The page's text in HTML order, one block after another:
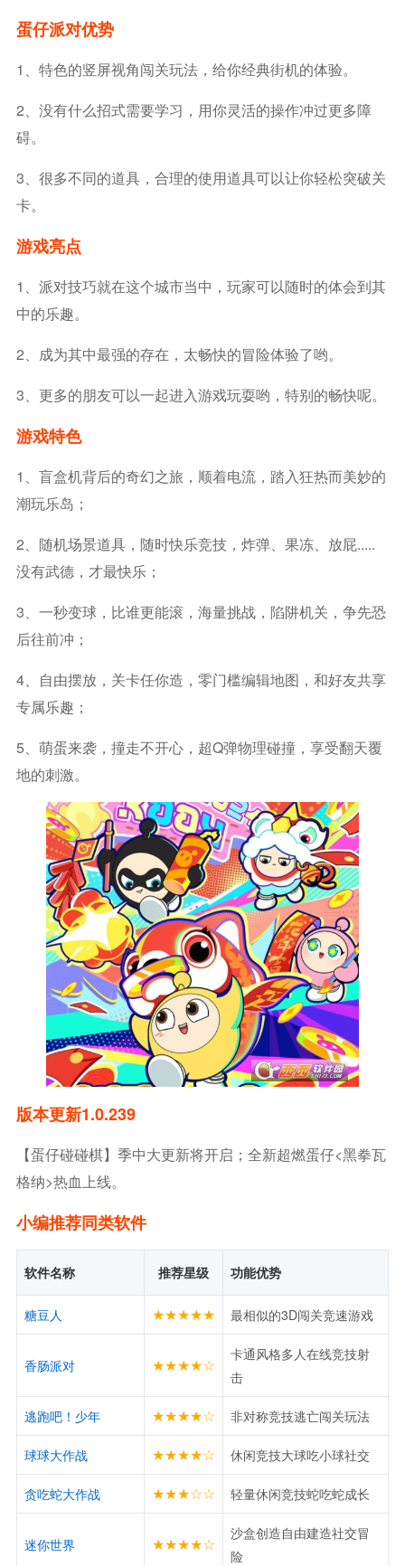
蛋仔派对优势
1、特色的竖屏视角闯关玩法，给你经典街机的体验。
2、没有什么招式需要学习，用你灵活的操作冲过更多障
碍。
3、很多不同的道具，合理的使用道具可以让你轻松突破关
卡。
游戏亮点
1、派对技巧就在这个城市当中，玩家可以随时的体会到其
中的乐趣。
2、成为其中最强的存在，太畅快的冒险体验了哟。
3、更多的朋友可以一起进入游戏玩耍哟，特别的畅快呢。
游戏特色
1、盲盒机背后的奇幻之旅，顺着电流，踏入狂热而美妙的
潮玩乐岛；
2、随机场景道具，随时快乐竞技，炸弹、果冻、放屁.....
没有武德，才最快乐；
3、一秒变球，比谁更能滚，海量挑战，陷阱机关，争先恐
后往前冲；
4、自由摆放，关卡任你造，零门槛编辑地图，和好友共享
专属乐趣；
5、萌蛋来袭，撞走不开心，超Q弹物理碰撞，享受翻天覆
地的刺激。
版本更新1.0.239
【蛋仔碰碰棋】季中大更新将开启；全新超燃蛋仔<黑拳瓦
格纳>热血上线。
小编推荐同类软件
软件名称 推荐星级 功能优势
糖豆人 ★★★★★ 最相似的3D闯关竞速游戏
香肠派对 ★★★★☆
卡通风格多人在线竞技射
击
逃跑吧！少年 ★★★★☆ 非对称竞技逃亡闯关玩法
球球大作战 ★★★★☆ 休闲竞技大球吃小球社交
贪吃蛇大作战 ★★★☆☆ 轻量休闲竞技蛇吃蛇成长
迷你世界 ★★★★☆
沙盒创造自由建造社交冒
险